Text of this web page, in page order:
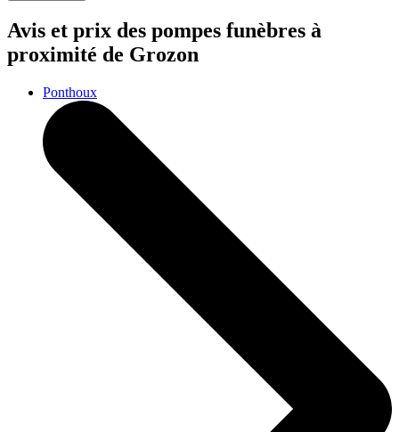
Avis et prix des pompes funèbres à
proximité de Grozon
Ponthoux